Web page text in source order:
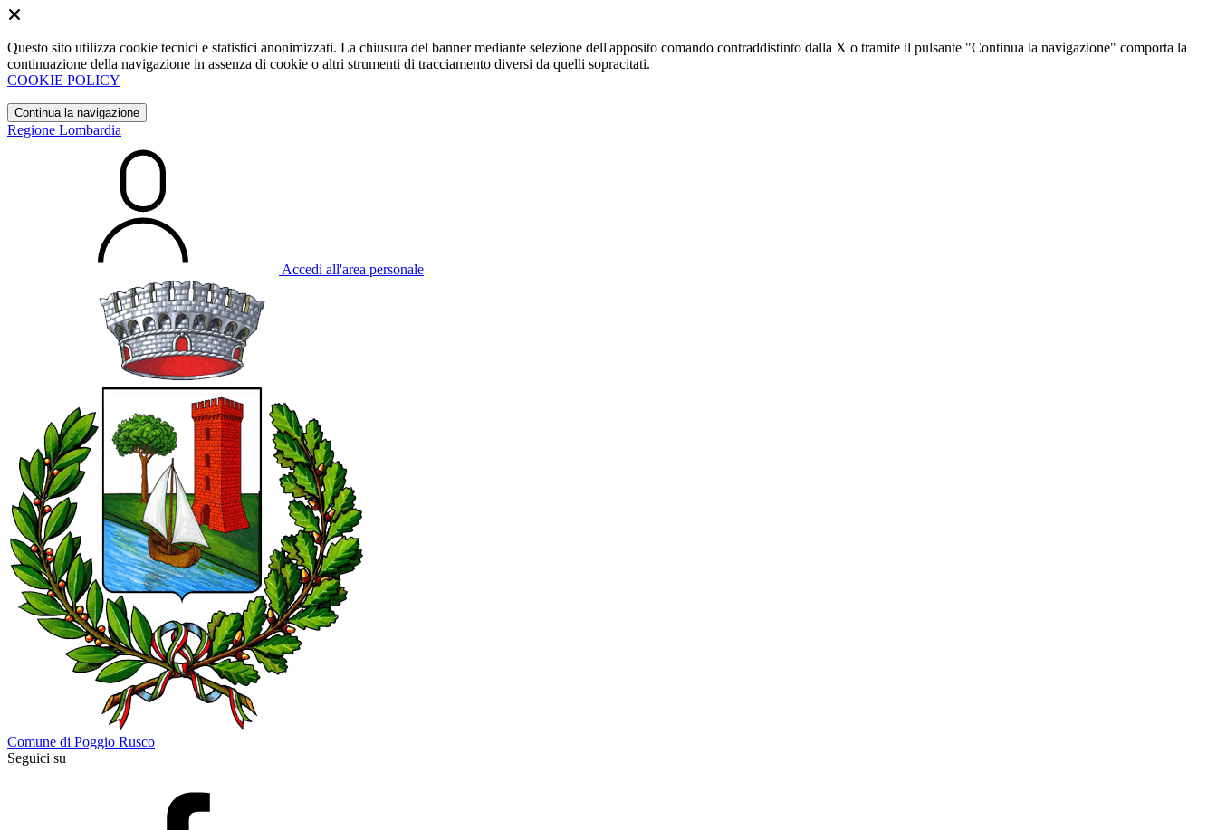
Questo sito utilizza cookie tecnici e statistici anonimizzati. La chiusura del banner mediante selezione dell'apposito comando contraddistinto dalla X o tramite il pulsante "Continua la navigazione" comporta la
continuazione della navigazione in assenza di cookie o altri strumenti di tracciamento diversi da quelli sopracitati.
COOKIE POLICY
Continua la navigazione
Regione Lombardia
Accedi all'area personale
Comune di Poggio Rusco
Seguici su